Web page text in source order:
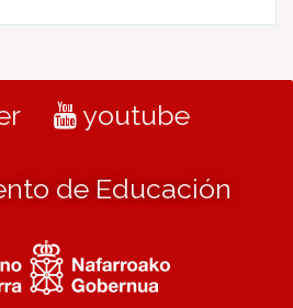
youtube
de Educación